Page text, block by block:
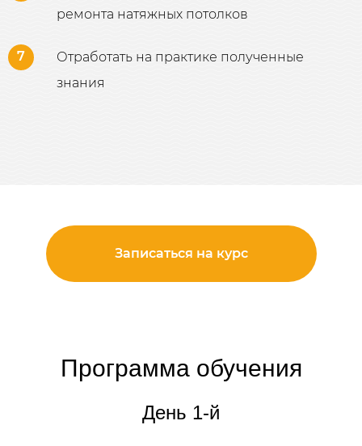
ремонта натяжных потолков
7
Отработать на практике полученные
знания
Записаться на курс
Программа обучения
День 1-й